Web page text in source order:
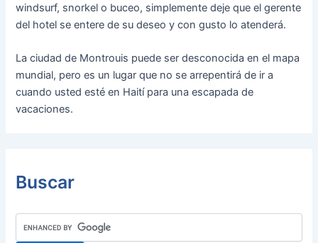
windsurf, snorkel o buceo, simplemente deje que el gerente
del hotel se entere de su deseo y con gusto lo atenderá.
La ciudad de Montrouis puede ser desconocida en el mapa
mundial, pero es un lugar que no se arrepentirá de ir a
cuando usted esté en Haití para una escapada de
vacaciones.
Buscar